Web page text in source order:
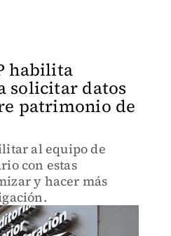
habilita
solicitar datos
patrimonio de
al equipo de
con estas
y hacer más